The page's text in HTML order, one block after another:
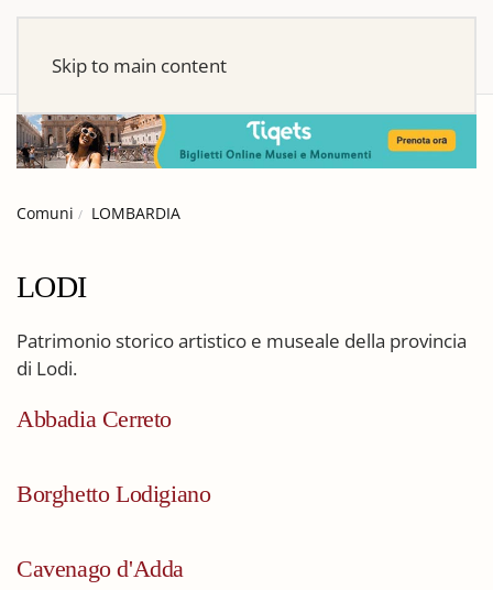
Skip to main content
Comuni LOMBARDIA
LODI
Patrimonio storico artistico e museale della provincia
di Lodi.
Abbadia Cerreto
Borghetto Lodigiano
Cavenago d'Adda